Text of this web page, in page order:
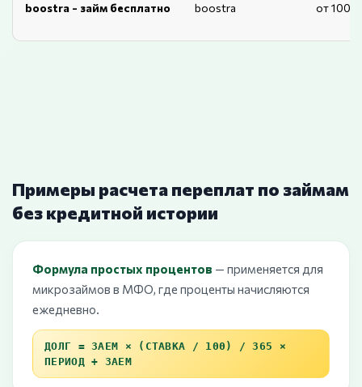
boostra - займ бесплатно boostra от
Примеры расчета переплат по займам
без кредитной истории
Формула простых процентов — применяется для
микрозаймов в МФО, где проценты начисляются
ежедневно.
ДОЛГ = ЗАЕМ × (СТАВКА / 100) / 365 ×
ПЕРИОД + ЗАЕМ